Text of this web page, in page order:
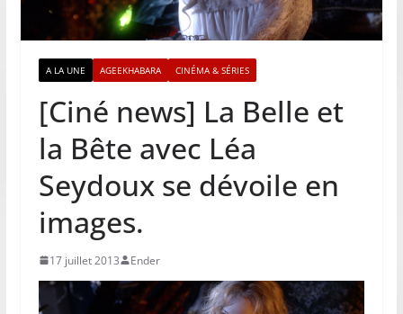
A LA UNE AGEEKHABARA CINÉMA & SÉRIES
[Ciné news] La Belle et
la Bête avec Léa
Seydoux se dévoile en
images.
17 juillet 2013 Ender